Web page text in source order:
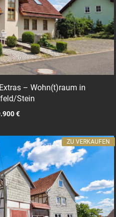
– Wohn(t)raum in
Stein
€
ZU VERKAUFEN